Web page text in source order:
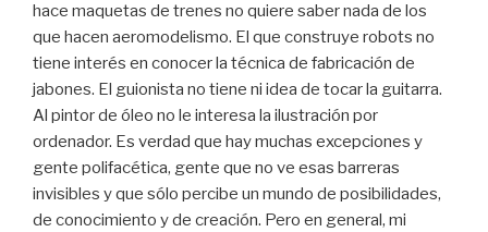
hace maquetas de trenes no quiere saber nada de los
que hacen aeromodelismo. El que construye robots no
tiene interés en conocer la técnica de fabricación de
jabones. El guionista no tiene ni idea de tocar la guitarra.
Al pintor de óleo no le interesa la ilustración por
ordenador. Es verdad que hay muchas excepciones y
gente polifacética, gente que no ve esas barreras
invisibles y que sólo percibe un mundo de posibilidades,
de conocimiento y de creación. Pero en general, mi